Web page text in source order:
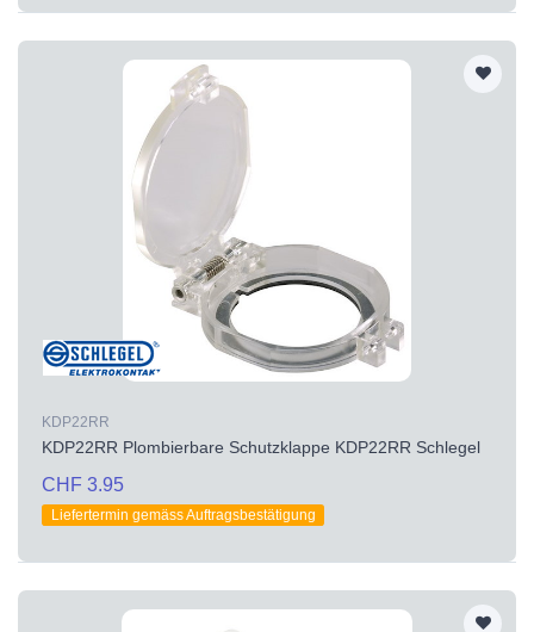
KDP22RR
KDP22RR Plombierbare Schutzklappe KDP22RR Schlegel
CHF 3.95
Liefertermin gemäss Auftragsbestätigung